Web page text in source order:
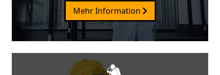
Mehr Information